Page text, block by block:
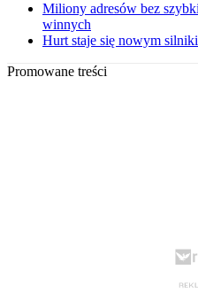
Miliony adresów bez
winnych
Hurt staje się nowym
Promowane treści